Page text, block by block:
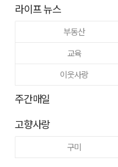
라이프 뉴스
부동산
교육
이웃사랑
주간매일
고향사랑
구미